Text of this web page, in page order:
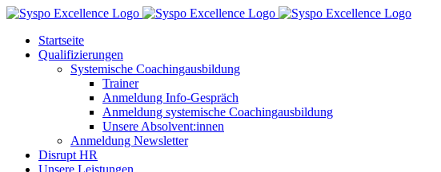
Zum
springenStartseite
Qualifizierungen
Systemische Coachingausbildung
Trainer
Anmeldung Info-Gespräch
Anmeldung systemische Coachingausbildung
Unsere Absolvent:innen
Anmeldung Newsletter
Disrupt HR
Unsere Leistungen